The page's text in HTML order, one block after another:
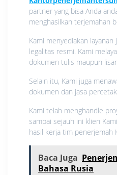
partner yang bisa Anda
menghasilkan terjemahan
Kami menyediakan
legalitas resmi. Kami
dokumen tulis maupun
Selain itu, Kami juga
dokumen dan jasa
Kami telah menghandle
sampai sejauh ini klien
hasil kerja tim penerjemah
Baca Juga
Bahasa Rusia